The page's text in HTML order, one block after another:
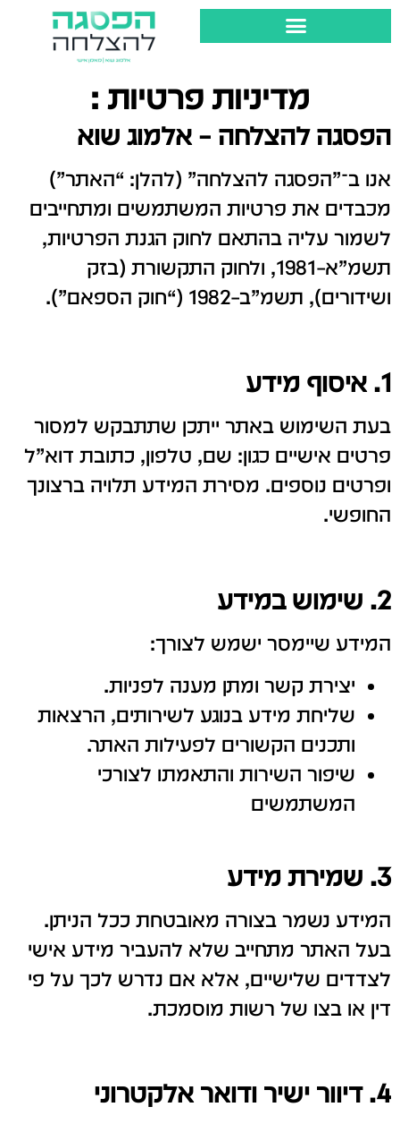
מדיניות פרטיות :
הפסגה להצלחה – אלמוג שוא
אנו ב־”הפסגה להצלחה” (להלן: “האתר”)
מכבדים את פרטיות המשתמשים ומתחייבים
לשמור עליה בהתאם לחוק הגנת הפרטיות,
תשמ”א–1981, ולחוק התקשורת (בזק
ושידורים), תשמ”ב–1982 (“חוק הספאם”).
1. איסוף מידע
בעת השימוש באתר ייתכן שתתבקש למסור
פרטים אישיים כגון: שם, טלפון, כתובת דוא”ל
ופרטים נוספים. מסירת המידע תלויה ברצונך
החופשי.
2. שימוש במידע
המידע שיימסר ישמש לצורך:
יצירת קשר ומתן מענה לפניות.
שליחת מידע בנוגע לשירותים, הרצאות
ותכנים הקשורים לפעילות האתר.
שיפור השירות והתאמתו לצורכי
המשתמשים
3. שמירת מידע
המידע נשמר בצורה מאובטחת ככל הניתן.
בעל האתר מתחייב שלא להעביר מידע אישי
לצדדים שלישיים, אלא אם נדרש לכך על פי
דין או בצו של רשות מוסמכת.
4. דיוור ישיר ודואר אלקטרוני